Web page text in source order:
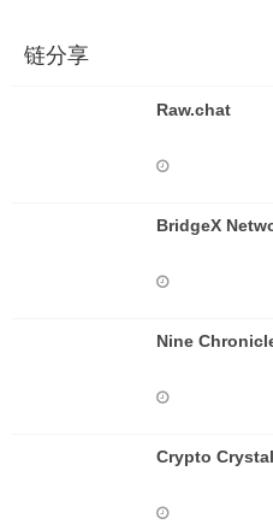
链分享
Raw.chat
BridgeX
Nine
Crypto Crystal